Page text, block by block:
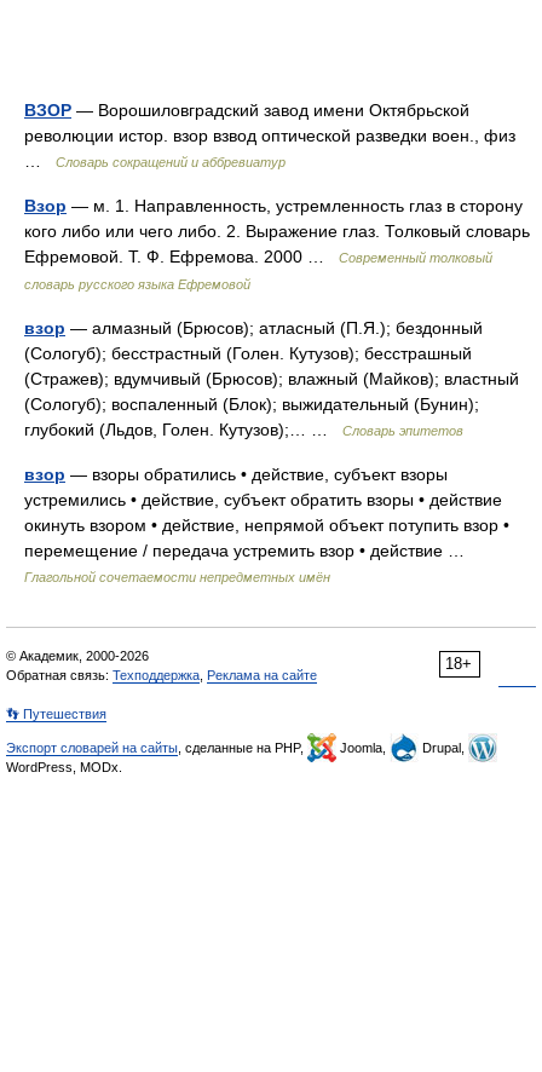
ВЗОР — Ворошиловградский завод имени Октябрьской
революции истор. взор взвод оптической разведки воен., физ
Словарь сокращений и аббревиатур
Взор — м. 1. Направленность, устремленность глаз в сторону
кого либо или чего либо. 2. Выражение глаз. Толковый словарь
Ефремовой. Т. Ф. Ефремова. 2000 …
Современный толковый
словарь русского языка Ефремовой
взор — алмазный (Брюсов); атласный (П.Я.); бездонный
(Сологуб); бесстрастный (Голен. Кутузов); бесстрашный
(Стражев); вдумчивый (Брюсов); влажный (Майков); властный
(Сологуб); воспаленный (Блок); выжидательный (Бунин);
глубокий (Льдов, Голен. Кутузов);… …
Словарь эпитетов
взор — взоры обратились • действие, субъект взоры
устремились • действие, субъект обратить взоры • действие
окинуть взором • действие, непрямой объект потупить взор •
перемещение / передача устремить взор • действие …
Глагольной сочетаемости непредметных имён
18+
© Академик, 2000-2026
Обратная связь: Техподдержка Реклама на сайте
👣 Путешествия
Экспорт словарей на сайты , сделанные на PHP, Joomla,
Drupal,
WordPress, MODx.